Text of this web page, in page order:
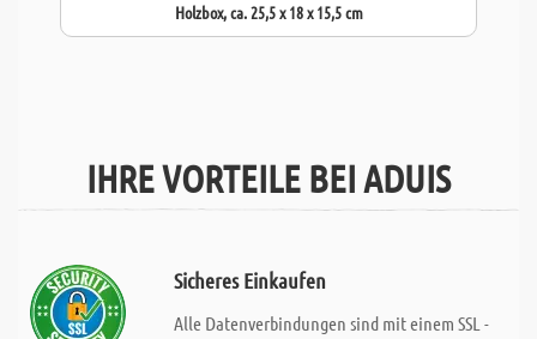
Holzbox, ca. 25,5 x 18 x 15,5 cm
IHRE VORTEILE BEI ADUIS
Sicheres Einkaufen
Alle Datenverbindungen sind mit einem SSL -